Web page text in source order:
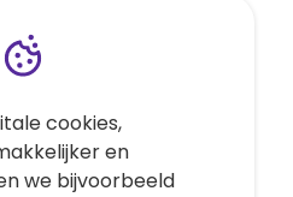
cookies,
en
we bijvoorbeeld